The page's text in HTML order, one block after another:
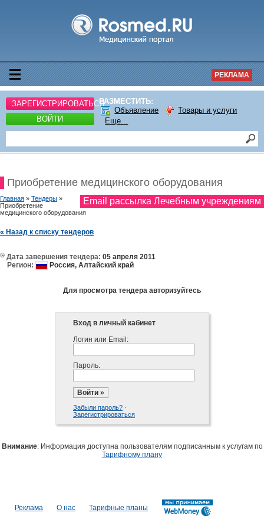
РЕКЛАМА
ЗАРЕГИСТРИРОВАТЬСЯ
ВОЙТИ
РАЗМЕСТИТЬ:
Объявление
Товары и услуги
Еще...
Приобретение медицинского оборудования
Email рассылка Лечебным учреждениям
Главная » Тендеры »
Приобретение
медицинского оборудования
« Назад к списку тендеров
Дата завершения тендера: 05 апреля 2011
Регион:
Россия, Алтайский край
Для просмотра тендера авторизуйтесь
Вход в личный кабинет
Логин или Email:
Пароль:
Забыли пароль? ·
Зарегистрироваться
Внимание: Информация доступна пользователям подписанным к услугам по
Тарифному плану
Реклама О нас Тарифные планы